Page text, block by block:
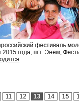
фестиваль
года,.пгт. Энем,
11 12 13 14 15